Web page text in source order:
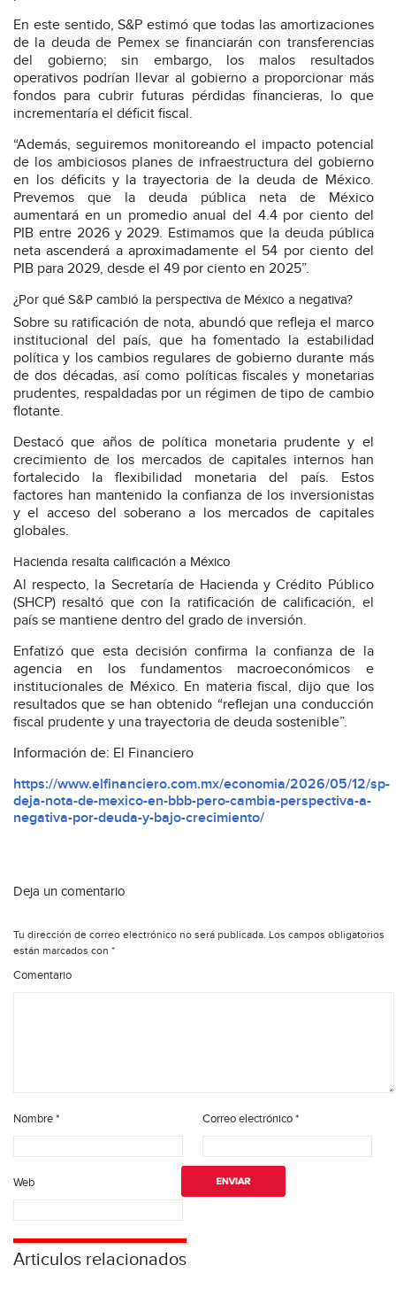
En este sentido, S&P estimó que todas las amortizaciones
de la deuda de Pemex se financiarán con transferencias
del gobierno; sin embargo, los malos resultados
operativos podrían llevar al gobierno a proporcionar más
fondos para cubrir futuras pérdidas financieras, lo que
incrementaría el déficit fiscal.
“Además, seguiremos monitoreando el impacto potencial
de los ambiciosos planes de infraestructura del gobierno
en los déficits y la trayectoria de la deuda de México.
Prevemos que la deuda pública neta de México
aumentará en un promedio anual del 4.4 por ciento del
PIB entre 2026 y 2029. Estimamos que la deuda pública
neta ascenderá a aproximadamente el 54 por ciento del
PIB para 2029, desde el 49 por ciento en 2025”.
¿Por qué S&P cambió la perspectiva de México a negativa?
Sobre su ratificación de nota, abundó que refleja el marco
institucional del país, que ha fomentado la estabilidad
política y los cambios regulares de gobierno durante más
de dos décadas, así como políticas fiscales y monetarias
prudentes, respaldadas por un régimen de tipo de cambio
flotante.
Destacó que años de política monetaria prudente y el
crecimiento de los mercados de capitales internos han
fortalecido la flexibilidad monetaria del país. Estos
factores han mantenido la confianza de los inversionistas
y el acceso del soberano a los mercados de capitales
globales.
Hacienda resalta calificación a México
Al respecto, la Secretaría de Hacienda y Crédito Público
(SHCP) resaltó que con la ratificación de calificación, el
país se mantiene dentro del grado de inversión.
Enfatizó que esta decisión confirma la confianza de la
agencia en los fundamentos macroeconómicos e
institucionales de México. En materia fiscal, dijo que los
resultados que se han obtenido “reflejan una conducción
fiscal prudente y una trayectoria de deuda sostenible”.
Información de: El Financiero
https://www.elfinanciero.com.mx/economia/2026/05/12/sp-
deja-nota-de-mexico-en-bbb-pero-cambia-perspectiva-a-
negativa-por-deuda-y-bajo-crecimiento/
Deja un comentario
Tu dirección de correo electrónico no será publicada. Los campos obligatorios
están marcados con *
Comentario
Nombre* Correo electrónico*
Web
Articulos relacionados